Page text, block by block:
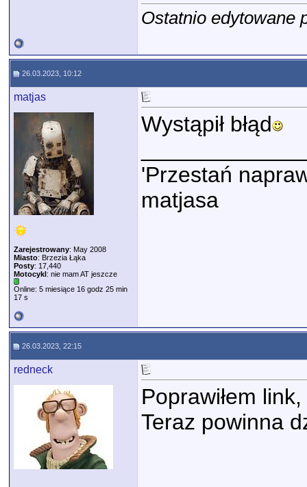
Ostatnio edytowane
26.03.2023, 10:12
matjas
Zarejestrowany: May 2008
Miasto: Brzezia Łąka
Posty: 17,440
Motocykl: nie mam AT jeszcze
Online: 5 miesiące 16 godz 25 min
17 s
Wystąpił błąd
'Przestań
matjasa
26.03.2023, 22:15
redneck
Poprawiłem
Teraz powinna